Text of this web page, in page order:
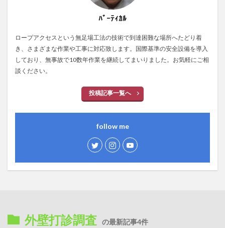
ﾊﾞｰﾃｨｶﾙ
ロープアクセスという無足場工法の技術で到達困難な場所へたどり着
き、さまざまな作業や工事に対応致します。国際基準の安全設備を導入
しており、無事故で10数年作業を継続してまいりました。お気軽にご相
談ください。
投稿記事一覧へ
follow me
外壁打診調査 の最新記事4件